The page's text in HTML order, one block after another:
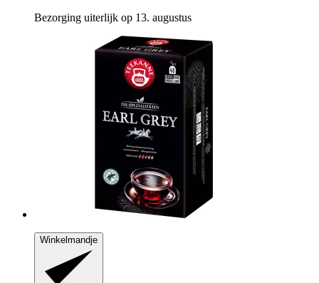
Bezorging uiterlijk op 13. augustus
Winkelmandje